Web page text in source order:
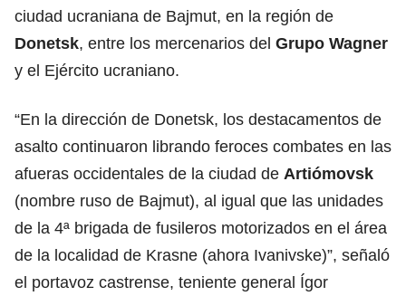
ciudad ucraniana de Bajmut, en la región de
Donetsk, entre los mercenarios del Grupo Wagner
y el Ejército ucraniano.
“En la dirección de Donetsk, los destacamentos de
asalto continuaron librando feroces combates en las
afueras occidentales de la ciudad de Artiómovsk
(nombre ruso de Bajmut), al igual que las unidades
de la 4ª brigada de fusileros motorizados en el área
de la localidad de Krasne (ahora Ivanivske)”, señaló
el portavoz castrense, teniente general Ígor